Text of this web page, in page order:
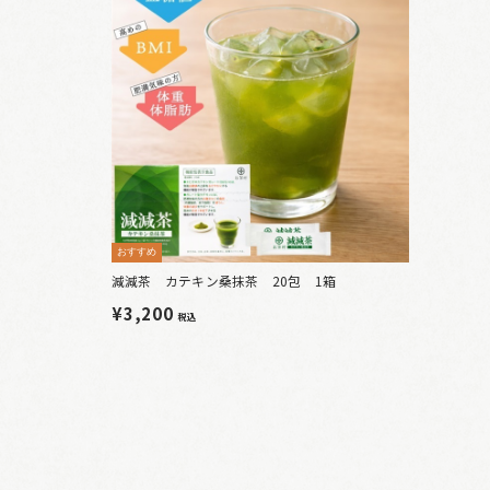
おすすめ
減減茶 カテキン桑抹茶 20包 1箱
¥3,200税込